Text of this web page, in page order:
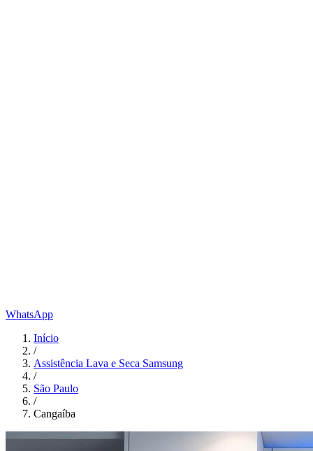
WhatsApp
Início
/
Assistência Lava e Seca Samsung
/
São Paulo
/
Cangaíba